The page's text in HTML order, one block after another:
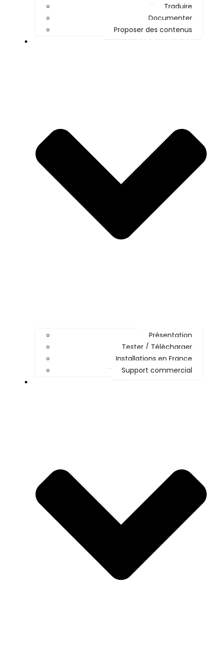
Traduire
Documenter
Proposer des contenus
DÉCOUVRIR KOHA
Présentation
Tester / Télécharger
Installations en France
Support commercial
ADMINISTRER KOHA